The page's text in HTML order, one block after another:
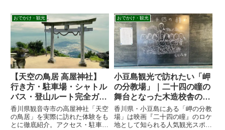
おでかけ・観光
【天空の鳥居 高屋神社】
行き方・駐車場・シャトル
バス・登山ルート完全ガイ
ド！瀬戸内海を望む絶景ス
ポット【香川・観音寺市】
香川県観音寺市の高屋神社「天空
の鳥居」を実際に訪れた体験をも
とに徹底紹介。アクセス・駐車
おでかけ・観光
小豆島観光で訪れたい「岬
の分教場」｜二十四の瞳の
舞台となった木造校舎の魅
力・アクセス・駐車場
香川県・小豆島にある「岬の分教
場」は映画『二十四の瞳』のロケ
地として知られる人気観光スポッ